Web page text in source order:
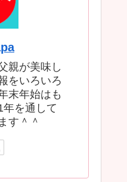
親が美味し
をいろいろ
末年始はも
を通して
す＾＾